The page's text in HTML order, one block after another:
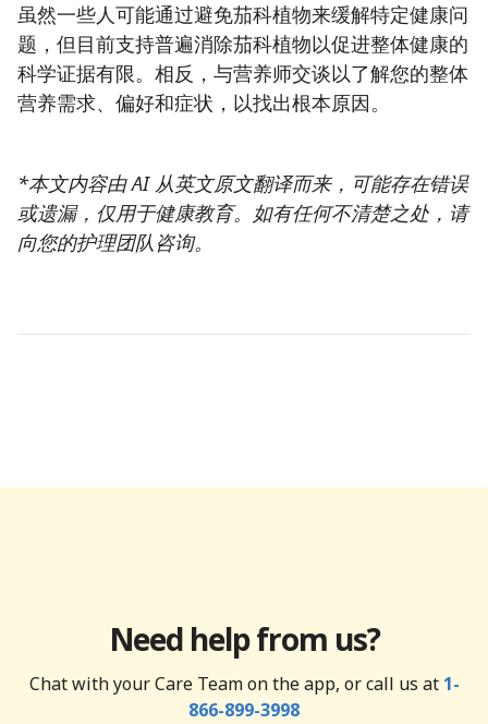
虽然一些人可能通过避免茄科植物来缓解特定健康问
题，但目前支持普遍消除茄科植物以促进整体健康的
科学证据有限。相反，与营养师交谈以了解您的整体
营养需求、偏好和症状，以找出根本原因。
*本文内容由 AI 从英文原文翻译而来，可能存在错误
或遗漏，仅用于健康教育。如有任何不清楚之处，请
向您的护理团队咨询。
Need help from us?
Chat with your Care Team on the app, or call us at 1-
866-899-3998